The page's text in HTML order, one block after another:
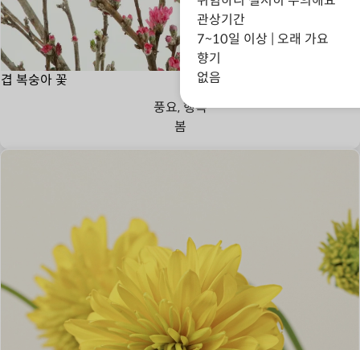
겹 복숭아 꽃
풍요, 행복
봄
사랑
관상기간
7~10일 이상 | 오래 가요
향기
없음